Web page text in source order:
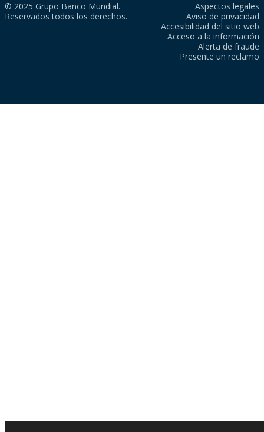
© 2025 Grupo Banco Mundial.
Reservados todos los derechos.
Aspectos legales
Aviso de privacidad
Accesibilidad del sitio web
Acceso a la información
Alerta de fraude
Presente un reclamo